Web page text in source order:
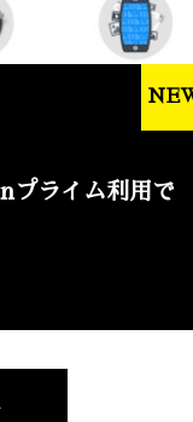
プライム利用で